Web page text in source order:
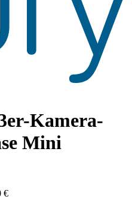
Kamera-
Mini
€